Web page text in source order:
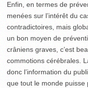
Enfin, en termes de
menées sur l’intérêt du
contradictoires, mais
un bon moyen de
crâniens graves, c’est
commotions cérébrales.
donc l’information du
que tout le monde